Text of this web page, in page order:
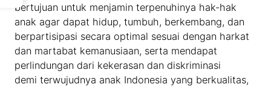
bertujuan untuk menjamin terpenuhinya hak-hak
anak agar dapat hidup, tumbuh, berkembang, dan
berpartisipasi secara optimal sesuai dengan harkat
dan martabat kemanusiaan, serta mendapat
perlindungan dari kekerasan dan diskriminasi
demi terwujudnya anak Indonesia yang berkualitas,